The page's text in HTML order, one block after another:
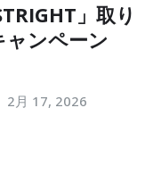
」取り
ャンペーン
2月 17, 2026